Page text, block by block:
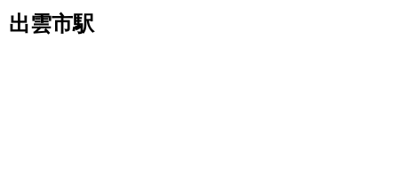
出雲市駅